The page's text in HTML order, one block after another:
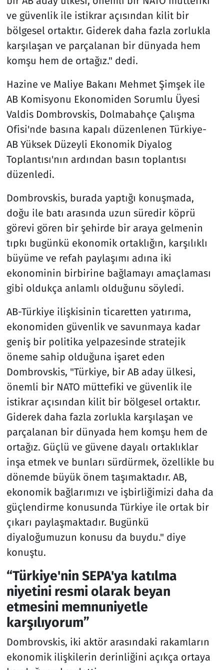
ve güvenlik ile istikrar açısından kilit bir
bölgesel ortaktır. Giderek daha fazla zorlukla
karşılaşan ve parçalanan bir dünyada hem
komşu hem de ortağız." dedi.
Hazine ve Maliye Bakanı Mehmet Şimşek ile
AB Komisyonu Ekonomiden Sorumlu Üyesi
Valdis Dombrovskis, Dolmabahçe Çalışma
Ofisi'nde basına kapalı düzenlenen Türkiye-
AB Yüksek Düzeyli Ekonomik Diyalog
Toplantısı'nın ardından basın toplantısı
düzenledi.
Dombrovskis, burada yaptığı konuşmada,
doğu ile batı arasında uzun süredir köprü
görevi gören bir şehirde bir araya gelmenin
tıpkı bugünkü ekonomik ortaklığın, karşılıklı
büyüme ve refah paylaşımı adına iki
ekonominin birbirine bağlamayı amaçlaması
gibi oldukça anlamlı olduğunu söyledi.
AB-Türkiye ilişkisinin ticaretten yatırıma,
ekonomiden güvenlik ve savunmaya kadar
geniş bir politika yelpazesinde stratejik
öneme sahip olduğuna işaret eden
Dombrovskis, "Türkiye, bir AB aday ülkesi,
önemli bir NATO müttefiki ve güvenlik ile
istikrar açısından kilit bir bölgesel ortaktır.
Giderek daha fazla zorlukla karşılaşan ve
parçalanan bir dünyada hem komşu hem de
ortağız. Güçlü ve güvene dayalı ortaklıklar
inşa etmek ve bunları sürdürmek, özellikle bu
dönemde büyük önem taşımaktadır. AB,
ekonomik bağlarımızı ve işbirliğimizi daha da
güçlendirme konusunda Türkiye ile ortak bir
çıkarı paylaşmaktadır. Bugünkü
diyaloğumuzun konusu da buydu." diye
konuştu.
“Türkiye'nin SEPA'ya katılma
niyetini resmi olarak beyan
etmesini memnuniyetle
karşılıyorum”
Dombrovskis, iki aktör arasındaki rakamların
ekonomik ilişkilerin derinliğini açıkça ortaya